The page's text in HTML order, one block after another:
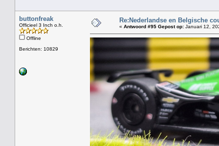
buttonfreak
Officieel 3 Inch o.h.
Offline
Berichten: 10829
Re:Nederlandse en Belgische
« Antwoord #95 Gepost op: Januari 12,